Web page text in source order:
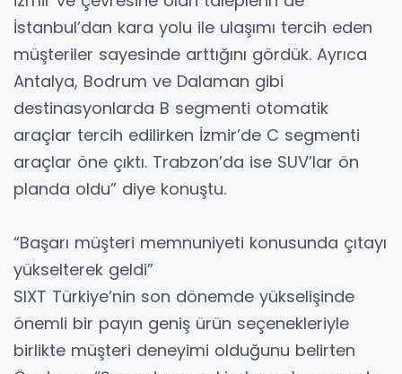
İstanbul’dan kara yolu ile ulaşımı tercih eden
müşteriler sayesinde arttığını gördük. Ayrıca
Antalya, Bodrum ve Dalaman gibi
destinasyonlarda B segmenti otomatik
araçlar tercih edilirken İzmir’de C segmenti
araçlar öne çıktı. Trabzon’da ise SUV’lar ön
planda oldu” diye konuştu.
“Başarı müşteri memnuniyeti konusunda çıtayı
yükselterek geldi”
SIXT Türkiye’nin son dönemde yükselişinde
önemli bir payın geniş ürün seçenekleriyle
birlikte müşteri deneyimi olduğunu belirten